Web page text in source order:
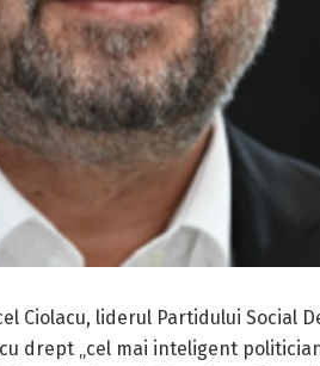
Ciolacu, liderul Partidului Social
drept „cel mai inteligent